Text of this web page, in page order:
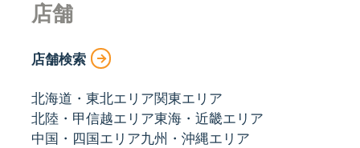
店舗
店舗検索
北海道・東北エリア関東エリア
北陸・甲信越エリア東海・近畿エリア
中国・四国エリア九州・沖縄エリア